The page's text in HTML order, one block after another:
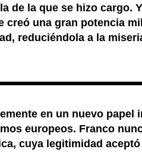
de la que se hizo cargo.
creó una gran potencia
reduciéndola a la
en un nuevo papel
europeos. Franco
cuya legitimidad